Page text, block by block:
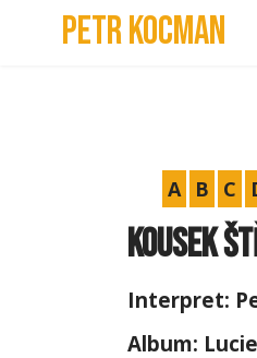
Petr Kocman
A B C
Kousek
Interpret:
Album: